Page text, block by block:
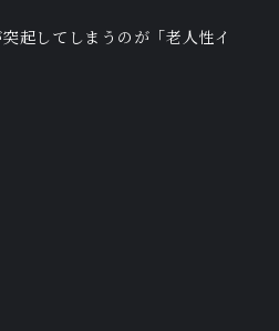
起してしまうのが「老人性イ